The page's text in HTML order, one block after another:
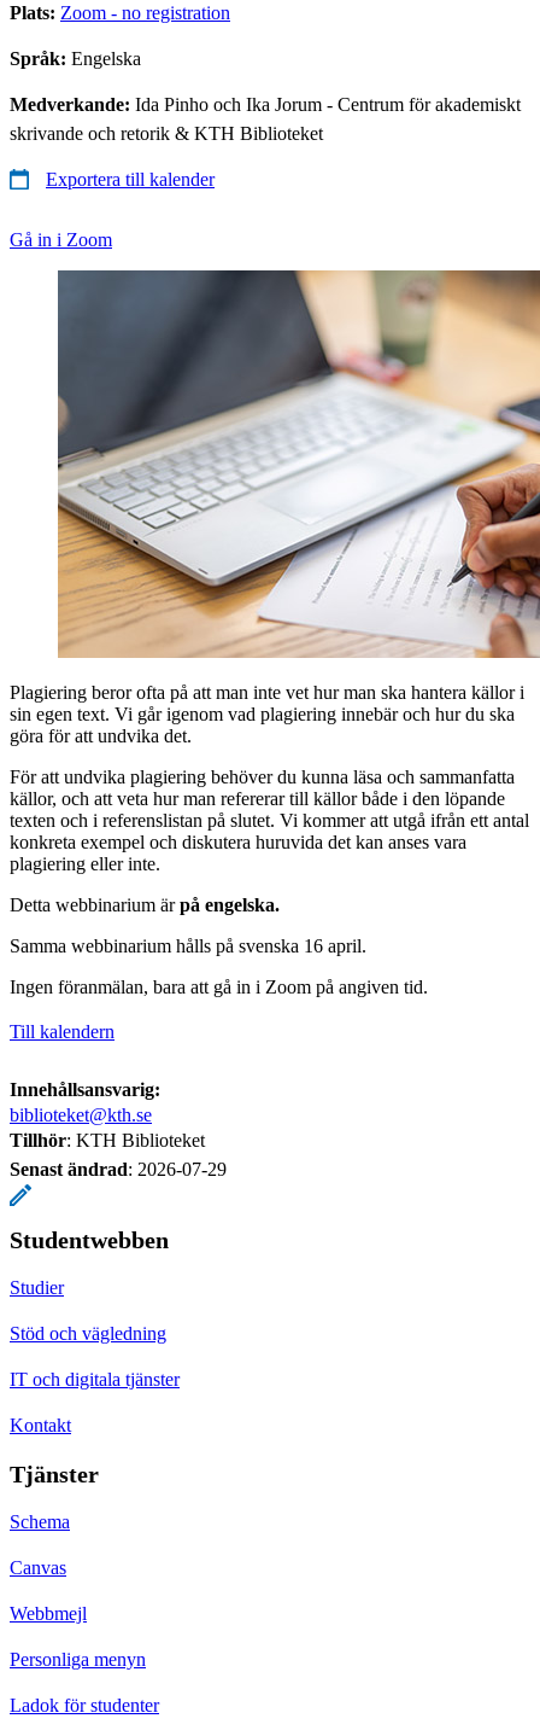
Plats: Zoom - no registration
Språk: Engelska
Medverkande: Ida Pinho och Ika Jorum - Centrum för akademiskt
skrivande och retorik & KTH Biblioteket
Exportera till kalender
Gå in i Zoom
Plagiering beror ofta på att man inte vet hur man ska hantera källor i
sin egen text. Vi går igenom vad plagiering innebär och hur du ska
göra för att undvika det.
För att undvika plagiering behöver du kunna läsa och sammanfatta
källor, och att veta hur man refererar till källor både i den löpande
texten och i referenslistan på slutet. Vi kommer att utgå ifrån ett antal
konkreta exempel och diskutera huruvida det kan anses vara
plagiering eller inte.
Detta webbinarium ärpå engelska.
Samma webbinarium hålls på svenska 16 april.
Ingen föranmälan, bara att gå in i Zoom på angiven tid.
Till kalendern
Innehållsansvarig:
biblioteket@kth.se
Tillhör: KTH Biblioteket
Senast ändrad: 2026-07-29
Studentwebben
Studier
Stöd och vägledning
IT och digitala tjänster
Kontakt
Tjänster
Schema
Canvas
Webbmejl
Personliga menyn
Ladok för studenter